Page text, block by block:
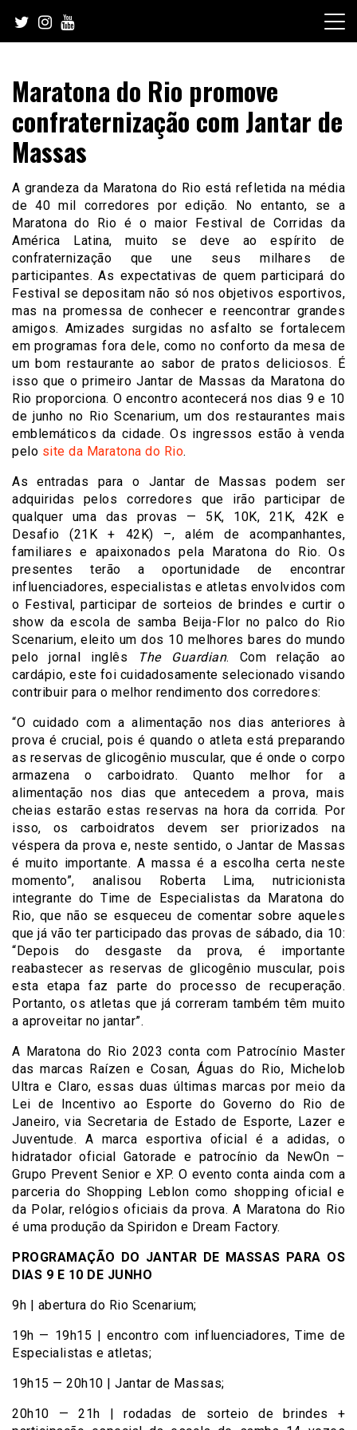
content
Maratona do Rio promove
confraternização com Jantar de
Massas
A grandeza da Maratona do Rio está refletida na média
de 40 mil corredores por edição. No entanto, se a
Maratona do Rio é o maior Festival de Corridas da
América Latina, muito se deve ao espírito de
confraternização que une seus milhares de
participantes. As expectativas de quem participará do
Festival se depositam não só nos objetivos esportivos,
mas na promessa de conhecer e reencontrar grandes
amigos. Amizades surgidas no asfalto se fortalecem
em programas fora dele, como no conforto da mesa de
um bom restaurante ao sabor de pratos deliciosos. É
isso que o primeiro Jantar de Massas da Maratona do
Rio proporciona. O encontro acontecerá nos dias 9 e 10
de junho no Rio Scenarium, um dos restaurantes mais
emblemáticos da cidade. Os ingressos estão à venda
pelo site da Maratona do Rio.
As entradas para o Jantar de Massas podem ser
adquiridas pelos corredores que irão participar de
qualquer uma das provas — 5K, 10K, 21K, 42K e
Desafio (21K + 42K) –, além de acompanhantes,
familiares e apaixonados pela Maratona do Rio. Os
presentes terão a oportunidade de encontrar
influenciadores, especialistas e atletas envolvidos com
o Festival, participar de sorteios de brindes e curtir o
show da escola de samba Beija-Flor no palco do Rio
Scenarium, eleito um dos 10 melhores bares do mundo
pelo jornal inglês
The Guardian. Com relação ao
cardápio, este foi cuidadosamente selecionado visando
contribuir para o melhor rendimento dos corredores:
“O cuidado com a alimentação nos dias anteriores à
prova é crucial, pois é quando o atleta está preparando
as reservas de glicogênio muscular, que é onde o corpo
armazena o carboidrato. Quanto melhor for a
alimentação nos dias que antecedem a prova, mais
cheias estarão estas reservas na hora da corrida. Por
isso, os carboidratos devem ser priorizados na
véspera da prova e, neste sentido, o Jantar de Massas
é muito importante. A massa é a escolha certa neste
momento”, analisou Roberta Lima, nutricionista
integrante do Time de Especialistas da Maratona do
Rio, que não se esqueceu de comentar sobre aqueles
que já vão ter participado das provas de sábado, dia 10:
“Depois do desgaste da prova, é importante
reabastecer as reservas de glicogênio muscular, pois
esta etapa faz parte do processo de recuperação.
Portanto, os atletas que já correram também têm muito
a aproveitar no jantar”.
A Maratona do Rio 2023 conta com Patrocínio Master
das marcas Raízen e Cosan, Águas do Rio, Michelob
Ultra e Claro, essas duas últimas marcas por meio da
Lei de Incentivo ao Esporte do Governo do Rio de
Janeiro, via Secretaria de Estado de Esporte, Lazer e
Juventude. A marca esportiva oficial é a adidas, o
hidratador oficial Gatorade e patrocínio da NewOn –
Grupo Prevent Senior e XP. O evento conta ainda com a
parceria do Shopping Leblon como shopping oficial e
da Polar, relógios oficiais da prova. A Maratona do Rio
é uma produção da Spiridon e Dream Factory.
PROGRAMAÇÃO DO JANTAR DE MASSAS PARA OS
DIAS 9 E 10 DE JUNHO
9h | abertura do Rio Scenarium;
19h — 19h15 | encontro com influenciadores, Time de
Especialistas e atletas;
19h15 — 20h10 | Jantar de Massas;
20h10 — 21h | rodadas de sorteio de brindes +